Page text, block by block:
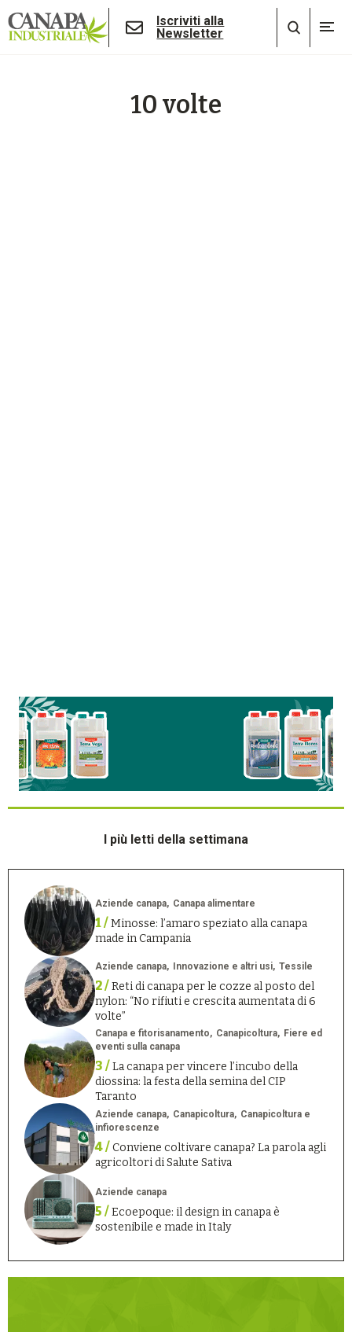
Iscriviti alla
Newsletter
10 volte
I più letti della settimana
Aziende canapa Canapa alimentare
1 /Minosse: l’amaro speziato alla canapa
made in Campania
Aziende canapa Innovazione e altri usi Tessile
2 /Reti di canapa per le cozze al posto del
nylon: “No rifiuti e crescita aumentata di 6
volte”
Canapa e fitorisanamento Canapicoltura
Fiere ed
eventi sulla canapa
3 /La canapa per vincere l’incubo della
diossina: la festa della semina del CIP
Taranto
Aziende canapa Canapicoltura
Canapicoltura e
infiorescenze
4 /Conviene coltivare canapa? La parola agli
agricoltori di Salute Sativa
Aziende canapa
5 /Ecoepoque: il design in canapa è
sostenibile e made in Italy